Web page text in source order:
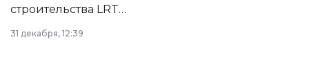
строительства LRT
в Астане из
республиканского
31 декабря, 12:39